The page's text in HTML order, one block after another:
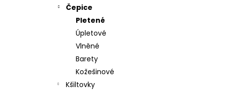
Čepice
Pletené
Úpletové
Vlněné
Barety
Kožešinové
Kšiltovky